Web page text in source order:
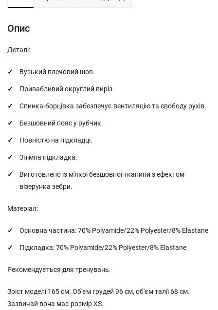
Опис
Деталі:
Вузький плечовий шов.
Привабливий округлий виріз.
Спинка-борцівка забезпечує вентиляцію та свободу рухів.
Безшовний пояс у рубчик.
Повністю на підкладці.
Знімна підкладка.
Виготовлено із м'якої безшовної тканини з ефектом
візерунка зебри.
Матеріал:
Основна частина: 70% Polyamide/22% Polyester/8% Elastane
Підкладка: 70% Polyamide/22% Polyester/8% Elastane
Рекомендується для тренувань.
Зріст моделі 165 см. Об'єм грудей 96 см, об'єм талії 68 см.
Зазвичай вона має розмір XS.